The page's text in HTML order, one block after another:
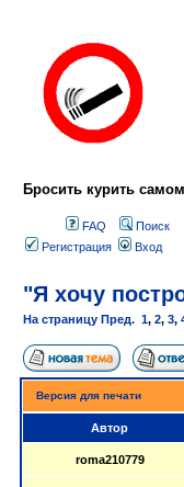
Бросить курить
FAQ
Поиск
Регистрация
Вход
"Я хочу
На страницу Пред. 1, 2, 3,
Версия для печати
Автор
roma210779